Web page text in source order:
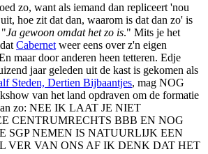
zo, want als iemand dan repliceert 'nou
hoe zit dat dan, waarom is dat dan zo' is
"Ja gewoon omdat het zo is." Mits je het
Cabernet weer eens over z'n eigen
maar door anderen heen tetteren. Edje
jaar geleden uit de kast is gekomen als
Steden, Dertien Bijbaantjes, mag NOG
van het land opdraven om de formatie
zo: NEE IK LAAT JE NIET
CENTRUMRECHTS BBB EN NOG
SGP NEMEN IS NATUURLIJK EEN
VER VAN ONS AF IK DENK DAT HET